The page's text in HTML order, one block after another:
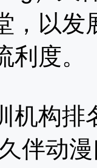
，以发
度。
机构排
伴动